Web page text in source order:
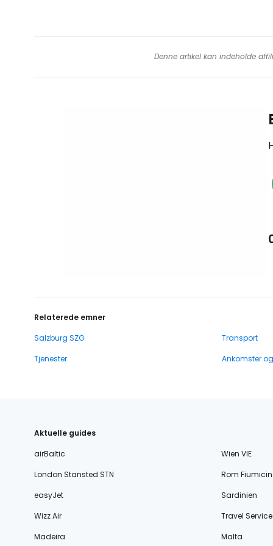
Denne artikel kan indeholde
Relaterede emner
Salzburg SZG
Transport
Tjenester
Ankomster
Aktuelle guides
airBaltic
Wien VIE
London Stansted STN
Rom
easyJet
Sardinien
Wizz Air
Travel Service
Madeira
Malta